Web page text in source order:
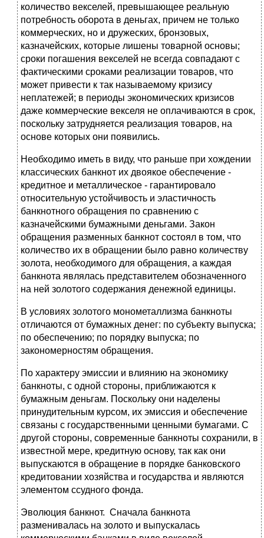
количество векселей, превышающее реальную
потребность оборота в деньгах, причем не только
коммерческих, но и дружеских, бронзовых,
казначейских, которые лишены товарной основы;
сроки погашения векселей не всегда совпадают с
фактическими сроками реализации товаров, что
может привести к так называемому кризису
неплатежей; в периоды экономических кризисов
даже коммерческие векселя не оплачиваются в срок,
поскольку затрудняется реализация товаров, на
основе которых они появились.
Необходимо иметь в виду, что раньше при хождении
классических банкнот их двоякое обеспечение -
кредитное и металлическое - гарантировало
относительную устойчивость и эластичность
банкнотного обращения по сравнению с
казначейскими бумажными деньгами. Закон
обращения разменных банкнот состоял в том, что
количество их в обращении было равно количеству
золота, необходимого для обращения, а каждая
банкнота являлась представителем обозначенного
на ней золотого содержания денежной единицы.
В условиях золотого монометаллизма банкноты
отличаются от бумажных денег: по субъекту выпуска;
по обеспечению; по порядку выпуска; по
закономерностям обращения.
По характеру эмиссии и влиянию на экономику
банкноты, с одной стороны, приближаются к
бумажным деньгам. Поскольку они наделены
принудительным курсом, их эмиссия и обеспечение
связаны с государственными ценными бумагами. С
другой стороны, современные банкноты сохранили, в
известной мере, кредитную основу, так как они
выпускаются в обращение в порядке банковского
кредитовании хозяйства и государства и являются
элементом ссудного фонда.
Эволюция банкнот. Сначала банкнота
разменивалась на золото и выпускалась